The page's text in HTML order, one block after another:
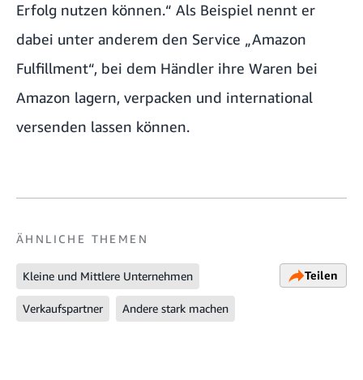
Erfolg nutzen können.“ Als Beispiel nennt er
dabei unter anderem den Service „Amazon
Fulfillment“, bei dem Händler ihre Waren bei
Amazon lagern, verpacken und international
versenden lassen können.
ÄHNLICHE THEMEN
Kleine und Mittlere Unternehmen
Verkaufspartner Andere stark machen
Teilen